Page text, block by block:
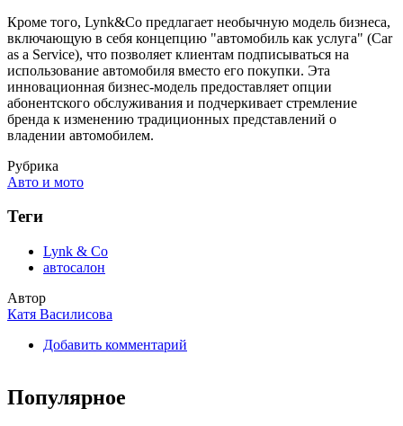
Кроме того, Lynk&Co предлагает необычную модель бизнеса,
включающую в себя концепцию "автомобиль как услуга" (Car
as a Service), что позволяет клиентам подписываться на
использование автомобиля вместо его покупки. Эта
инновационная бизнес-модель предоставляет опции
абонентского обслуживания и подчеркивает стремление
бренда к изменению традиционных представлений о
владении автомобилем.
Рубрика
Авто и мото
Теги
Lynk & Co
автосалон
Автор
Катя Василисова
Добавить комментарий
Популярное